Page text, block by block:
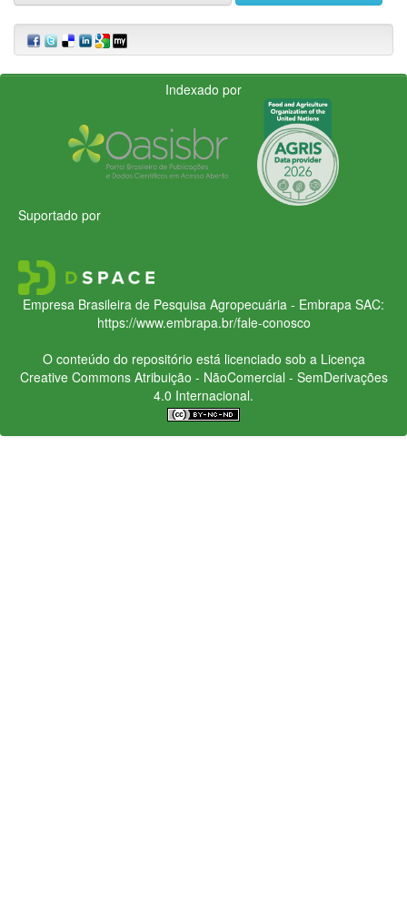
Indexado por
Suportado por
Empresa Brasileira de Pesquisa Agropecuária - Embrapa SAC:
https://www.embrapa.br/fale-conosco
O conteúdo do repositório está licenciado sob a Licença
Creative CommonsAtribuição - NãoComercial - SemDerivações
4.0 Internacional.